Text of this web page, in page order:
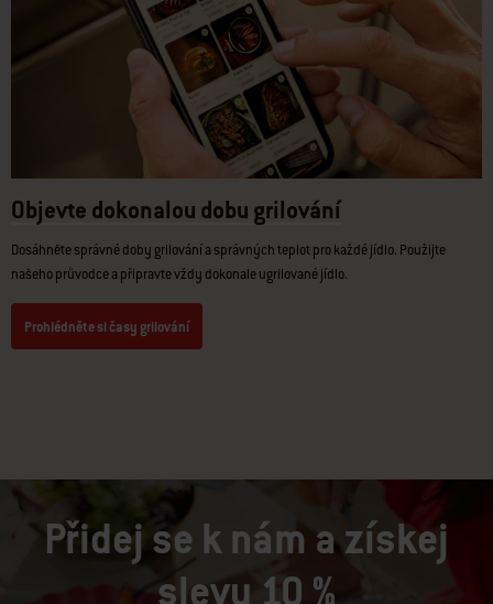
Objevte dokonalou dobu grilování
Dosáhněte správné doby grilování a správných teplot pro každé jídlo. Použijte
našeho průvodce a připravte vždy dokonale ugrilované jídlo.
Prohlédněte si časy grilování
Přidej se k nám a získej
slevu 10 %